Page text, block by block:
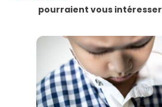
pourraient vous intéresser